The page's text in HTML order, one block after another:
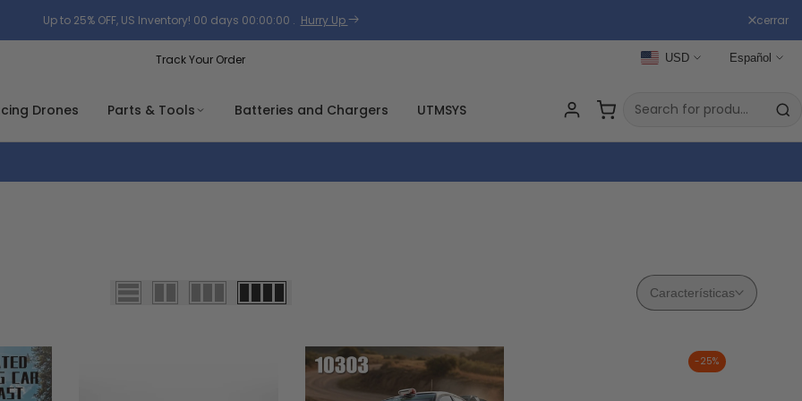
Up to 25% OFF, US Inventory! 00 days 00:00:00 . Hurry Up cerrar
Track Your Order USD Español
Drones Parts & Tools Batteries and Chargers UTMSYS
Características
-25%